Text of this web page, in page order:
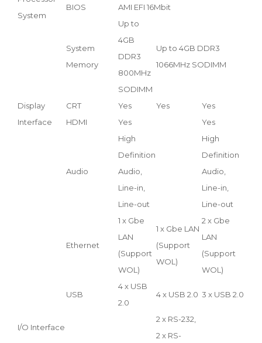
System
BIOS AMI EFI 16Mbit
System
Memory
Up to
4GB
DDR3
800MHz
SODIMM
Up to 4GB DDR3
1066MHz SODIMM
Display
Interface
CRT Yes Yes
Yes
HDMI
Yes Yes
I/O Interface
Audio
High
Definition
Audio,
Line-in,
Line-out
High
Definition
Audio,
Line-in,
Line-out
Ethernet
1 x Gbe
LAN
(Support
WOL)
1 x Gbe LAN
(Support
WOL)
2 x Gbe
LAN
(Support
WOL)
USB
4 x USB
2.0
4 x USB 2.0 3 x USB 2.0
2 x RS-232,
2 x RS-